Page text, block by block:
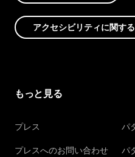
アクセシビリティに関す
もっと見る
プレス
プレスへのお問い合わせ
パ
パ